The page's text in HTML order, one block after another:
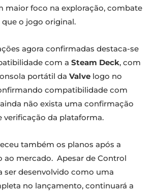
maior foco na exploração, combate
o jogo original.
agora confirmadas destaca-se
com a Steam Deck, com
portátil da Valve logo no
compatibilidade com
não exista uma confirmação
verificação da plataforma.
também os planos após a
ao mercado. Apesar de Control
ser desenvolvido como uma
no lançamento, continuará a